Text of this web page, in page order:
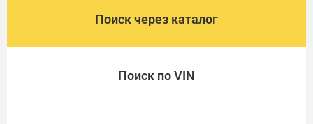
Поиск через каталог
Поиск по VIN